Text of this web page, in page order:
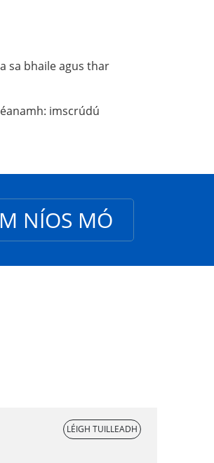
sa bhaile agus thar
imscrúdú
NÍOS MÓ
LÉIGH TUILLEADH